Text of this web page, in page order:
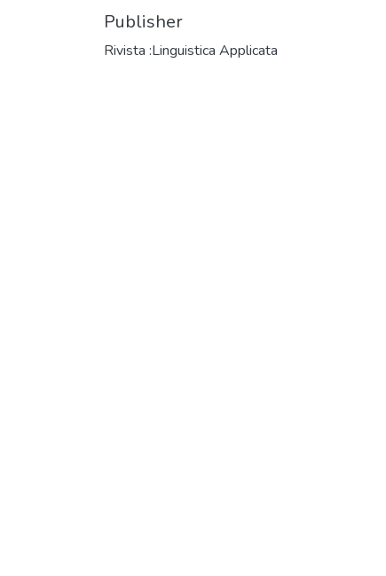
Publisher
Rivista :Linguistica Applicata